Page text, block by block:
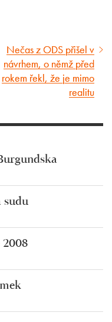
Nečas z ODS přišel v
návrhem, o němž před
rokem řekl, že je mimo
realitu
sudu
2008